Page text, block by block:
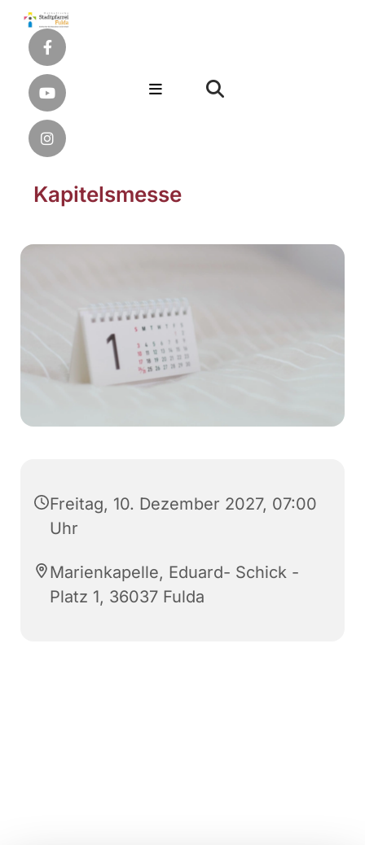
Kapitelsmesse
Freitag, 10. Dezember 2027, 07:00
Uhr
Marienkapelle, Eduard- Schick -
Platz 1, 36037 Fulda